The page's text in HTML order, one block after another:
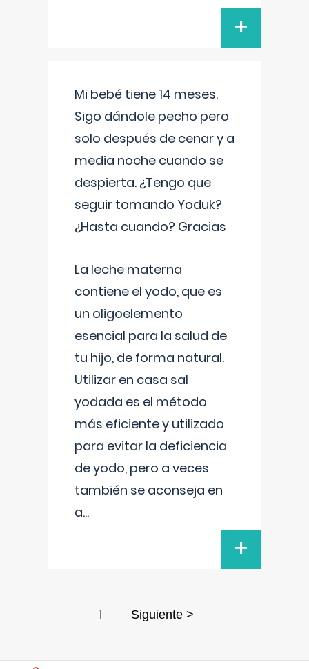
+
Mi bebé tiene 14 meses.
Sigo dándole pecho pero
solo después de cenar y a
media noche cuando se
despierta. ¿Tengo que
seguir tomando Yoduk?
¿Hasta cuando? Gracias
La leche materna
contiene el yodo, que es
un oligoelemento
esencial para la salud de
tu hijo, de forma natural.
Utilizar en casa sal
yodada es el método
más eficiente y utilizado
para evitar la deficiencia
de yodo, pero a veces
también se aconseja en
a...
+
1 Siguiente >